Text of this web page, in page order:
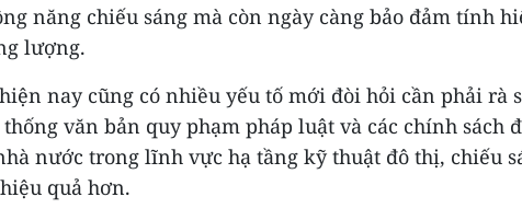
năng chiếu sáng mà còn ngày càng bảo đảm tính
lượng.
nay cũng có nhiều yếu tố mới đòi hỏi cần phải rà
văn bản quy phạm pháp luật và các chính sách
nước trong lĩnh vực hạ tầng kỹ thuật đô thị, chiếu
quả hơn.